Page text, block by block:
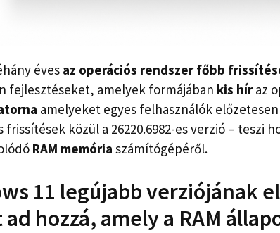
éves az operációs rendszer főbb
fejlesztéseket, amelyek formájában kis híraz
amelyeket egyes felhasználók
közül a 26220.6982-es verzió – teszi
RAM memória számítógépéről.
11 legújabb verziójának
hozzá, amely a RAM